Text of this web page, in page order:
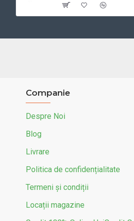
Capacitate rezervor (l)
Putere motor (cp)
Transmisie
Tip bec
Greutate proprie (kg)
Companie
Despre Noi
Blog
Livrare
Politica de confidențialitate
Termeni și condiții
Locații magazine